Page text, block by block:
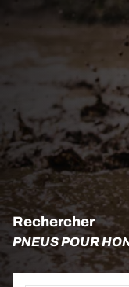
Rechercher
PNEUS POUR